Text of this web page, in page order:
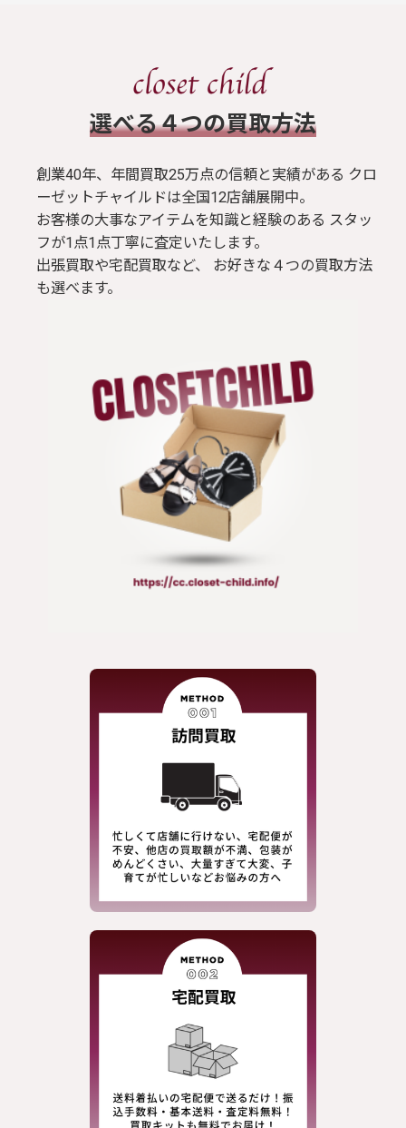
Amavel
Angelic Pretty
ATELIER-PIERROT
axes femme Kawaii
axes femme POETIQUE
Candy Stripper
Emily Temple cute / Shirley Temple
Enchantlic Enchantilly
ブラウス / シャツ
トップス
Tシャツ
パンツ
アクセサリー/小物
​選べる４つの買取方法
創業40年、年間買取25万点の信頼と実績がある クロ
ーゼットチャイルドは全国12店舗展開中。
お客様の大事なアイテムを知識と経験のある スタッ
フが1点1点丁寧に査定いたします。
出張買取や宅配買取など、 お好きな４つの買取方法
も選べます。